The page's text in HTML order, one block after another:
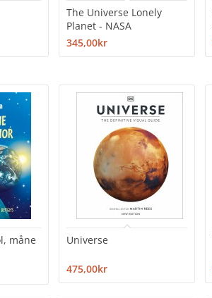
The Universe Lonely
Planet - NASA
345,00kr
måne
Universe
475,00kr